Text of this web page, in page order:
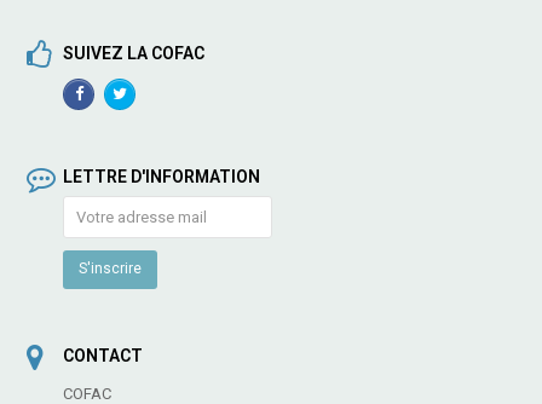
SUIVEZ LA COFAC
FacebookTwitterProfile
LETTRE D'INFORMATION
CONTACT
COFAC